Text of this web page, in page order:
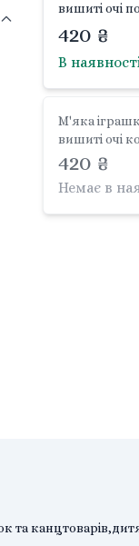
вишиті очі
кольору
PDP2200062
420 ₴
В
М'яка
вишиті очі
кольору
420 ₴
Немає в
та